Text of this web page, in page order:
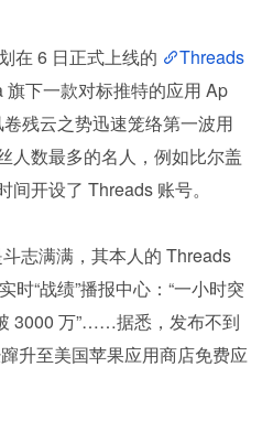
在 6 日正式上线的
Threads
下一款对标推特的应用 Ap
残云之势迅速笼络第一波用
人数最多的名人，例如比尔盖
开设了 Threads 账号。
志满满，其本人的 Threads
时“战绩”播报中心：“一小时突
3000 万”……据悉，发布不到
升至美国苹果应用商店免费应